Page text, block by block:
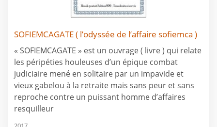
SOFIEMCAGATE ( l’odyssée de l’affaire sofiemca )
« SOFIEMCAGATE » est un ouvrage ( livre ) qui relate
les péripéties houleuses d’un épique combat
judiciaire mené en solitaire par un impavide et
vieux gabelou à la retraite mais sans peur et sans
reproche contre un puissant homme d’affaires
resquilleur